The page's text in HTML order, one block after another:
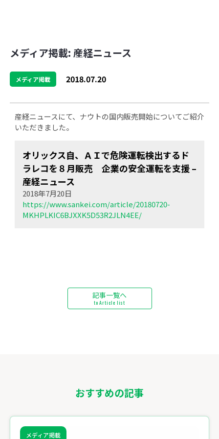
メディア掲載: 産経ニュース
メディア掲載 2018.07.20
産経ニュースにて、ナウトの国内販売開始についてご紹介
いただきました。
オリックス自、ＡＩで危険運転検出するド
ラレコを８月販売 企業の安全運転を支援 –
産経ニュース
2018年7月20日
https://www.sankei.com/article/20180720-
MKHPLKIC6BJXXK5D53R2JLN4EE/
記事一覧へ
to Article list
おすすめの記事
メディア掲載